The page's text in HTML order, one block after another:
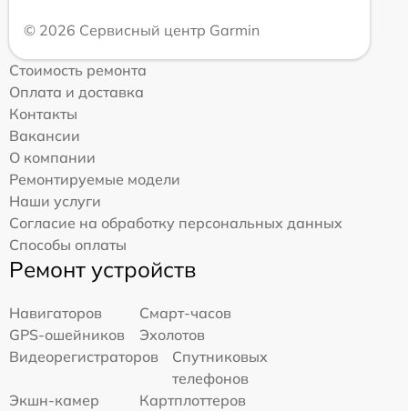
© 2026 Сервисный центр Garmin
Стоимость ремонта
Оплата и доставка
Контакты
Вакансии
О компании
Ремонтируемые модели
Наши услуги
Согласие на обработку персональных данных
Способы оплаты
Ремонт устройств
Навигаторов
Смарт-часов
GPS-ошейников
Эхолотов
Видеорегистраторов
Спутниковых
телефонов
Экшн-камер
Картплоттеров